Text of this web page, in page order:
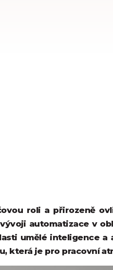
roli a přirozeně
automatizace v
umělé inteligence a
která je pro pracovní